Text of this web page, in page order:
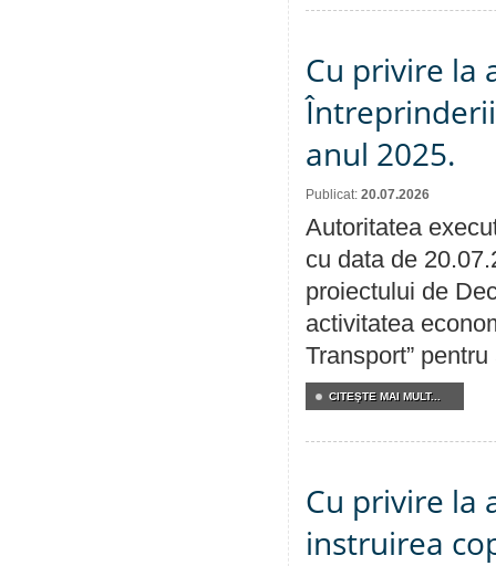
Cu privire la
anul 2025.
Publicat: 20.07.2026
Autoritatea
cu data de
proiectului de
activitatea
Transport” pentru
CITEŞTE MAI MULT...
Cu privire la
instruirea